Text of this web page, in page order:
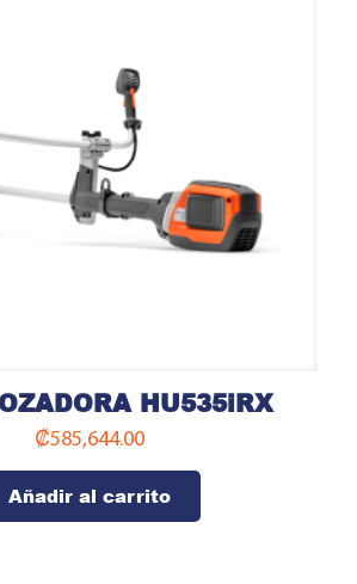
HU535iRX
₡585,644.00
Añadir al carrito